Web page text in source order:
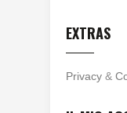
EXTRAS
Privacy &